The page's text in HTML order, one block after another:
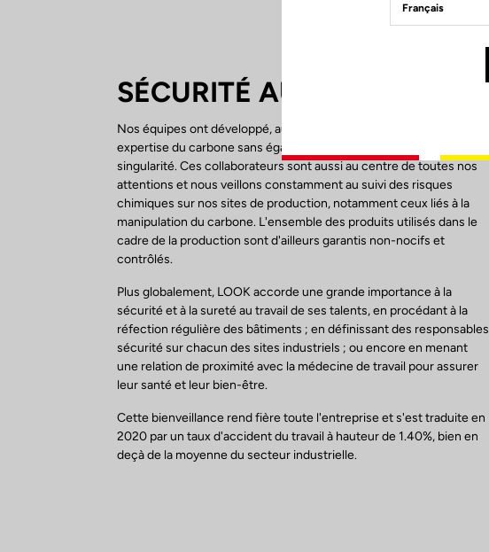
SÉCURITÉ AU TRAVAIL
Nos équipes ont développé, au cours des 30 dernières années, une
expertise du carbone sans égal qui fait notre signature et notre
singularité. Ces collaborateurs sont aussi au centre de toutes nos
attentions et nous veillons constamment au suivi des risques
chimiques sur nos sites de production, notamment ceux liés à la
manipulation du carbone. L'ensemble des produits utilisés dans le
cadre de la production sont d'ailleurs garantis non-nocifs et
contrôlés.
Plus globalement, LOOK accorde une grande importance à la
sécurité et à la sureté au travail de ses talents, en procédant à la
réfection régulière des bâtiments ; en définissant des responsables
sécurité sur chacun des sites industriels ; ou encore en menant
une relation de proximité avec la médecine de travail pour assurer
leur santé et leur bien-être.
Cette bienveillance rend fière toute l'entreprise et s'est traduite en
2020 par un taux d'accident du travail à hauteur de 1.40%, bien en
deçà de la moyenne du secteur industrielle.